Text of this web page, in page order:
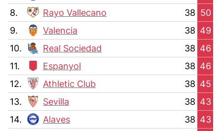
8.
Rayo Vallecano 38 50
9.
Valencia 38 49
10.
Real Sociedad 38 46
11.
Espanyol 38 46
12.
Athletic Club 38 45
13.
Sevilla 38 43
14.
Alaves 38 43